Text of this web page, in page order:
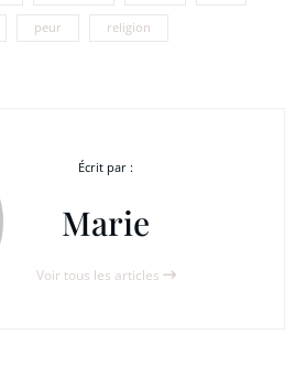
peur religion
Écrit par :
Marie
Voir tous les articles